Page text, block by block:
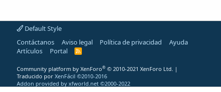
Default Style
Contáctanos
Aviso legal Política de privacidad
Ayuda
Artículos
Portal
R
Community platform by XenForo® © 2010-2021 XenForo Ltd. |
Traducido por XenFácil ©2010-2016
Addon provided by xfworld.net ©2000-2022